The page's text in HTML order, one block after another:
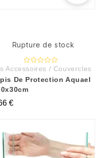
Rupture de stock
Accessoires / Couvercles
De Protection Aquael
€